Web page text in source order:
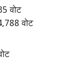
वोट
वोट